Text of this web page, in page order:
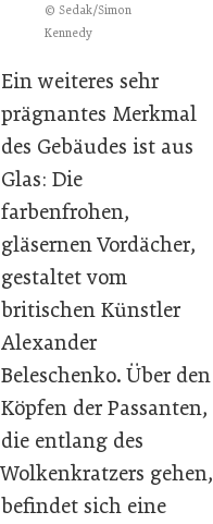
© Sedak/Simon
Kennedy
Ein weiteres sehr
prägnantes Merkmal
des Gebäudes ist aus
Glas: Die
farbenfrohen,
gläsernen Vordächer,
gestaltet vom
britischen Künstler
Alexander
Beleschenko. Über den
Köpfen der Passanten,
die entlang des
Wolkenkratzers gehen,
befindet sich eine